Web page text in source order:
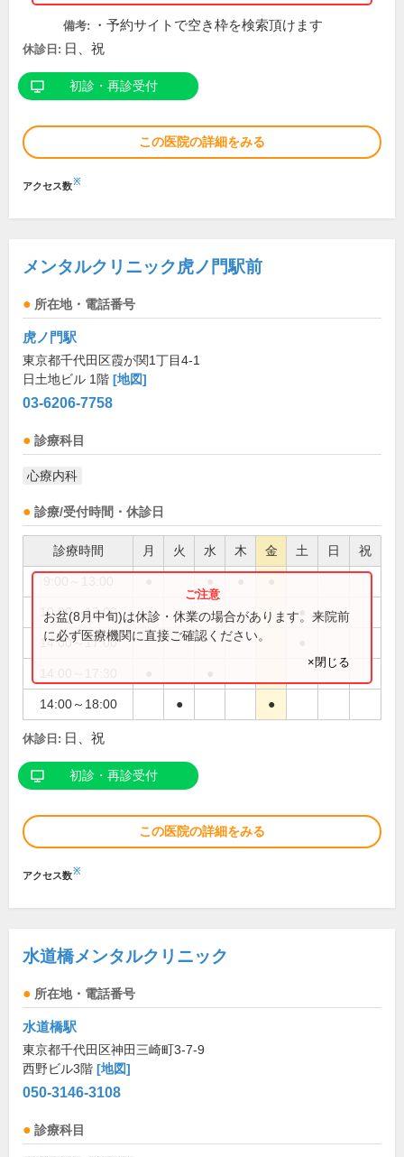
備考: ・予約サイトで空き枠を検索頂けます
休診日: 日、祝
初診・再診受付
この医院の詳細をみる
アクセス数※
メンタルクリニック虎ノ門駅前
所在地・電話番号
虎ノ門駅
東京都千代田区霞が関1丁目4-1
日土地ビル 1階 [地図]
03-6206-7758
診療科目
心療内科
診療/受付時間・休診日
診療時間 月 火 水 木 金 土 日 祝
10:00～13:00 ●
14:00～17:00
14:00～18:00 ● ●
お盆(8月中旬)は休診・休業の場合があります。来院前
に必ず医療機関に直接ご確認ください。
×閉じる
休診日: 日、祝
初診・再診受付
この医院の詳細をみる
アクセス数※
水道橋メンタルクリニック
所在地・電話番号
水道橋駅
東京都千代田区神田三崎町3-7-9
西野ビル3階 [地図]
050-3146-3108
診療科目